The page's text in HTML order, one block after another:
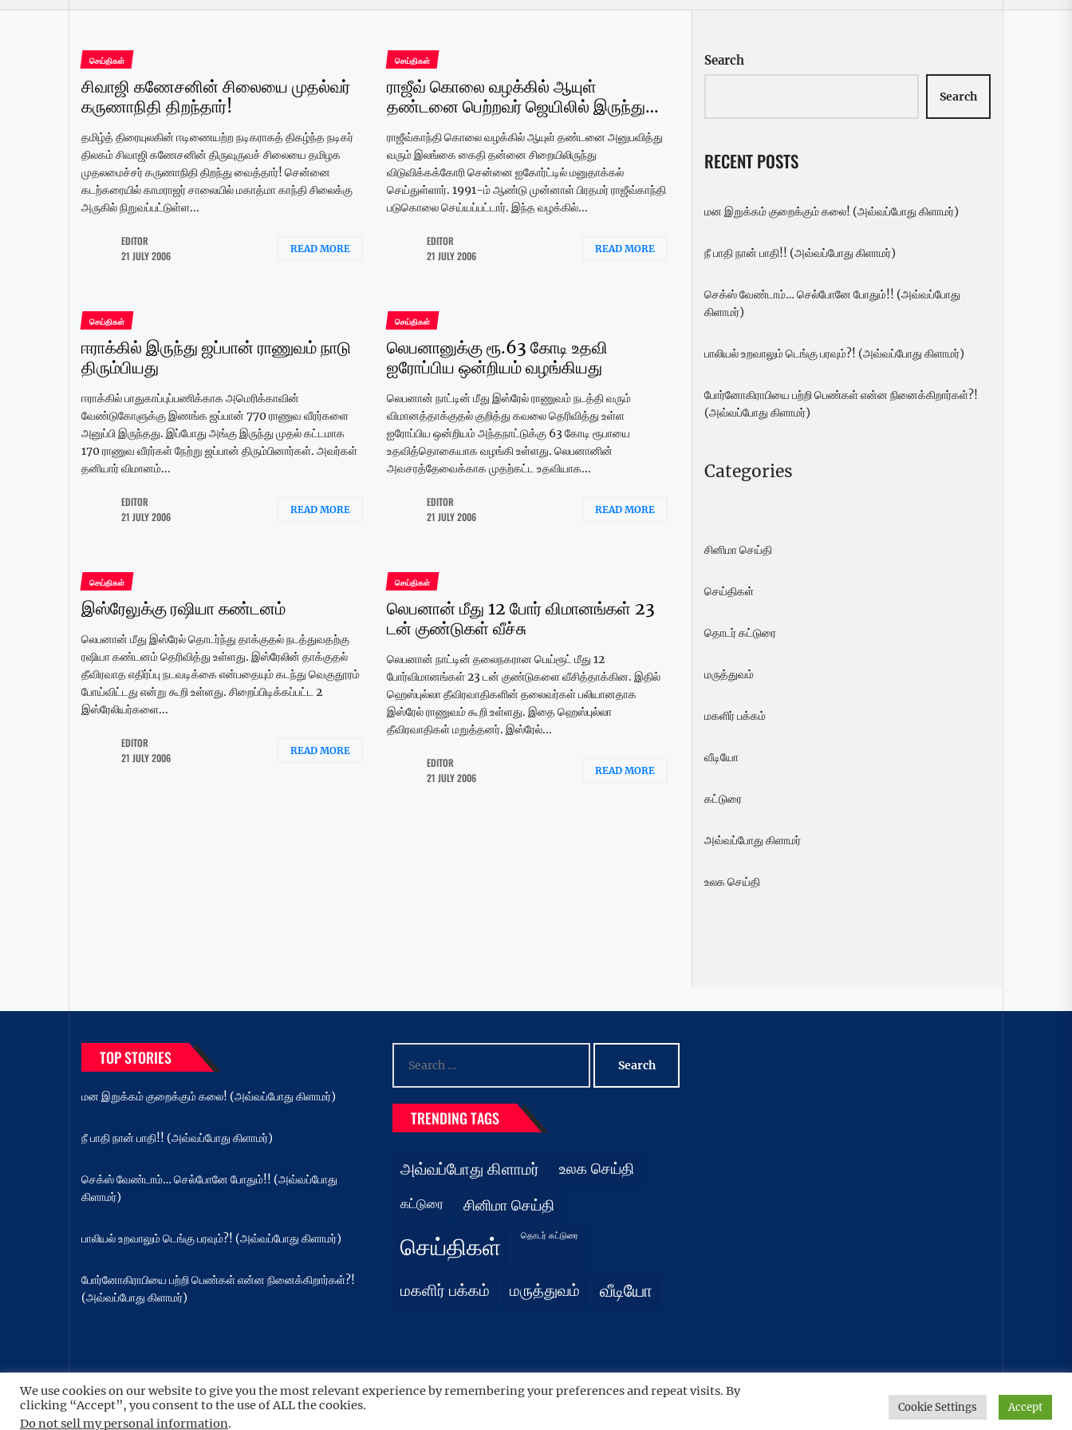
செய்திகள்
சிவாஜி கணேசனின் சிலையை முதல்வர்
கருணாநிதி திறந்தார்!
தமிழ்த் திரையுலகின் ஈடிணையற்ற நடிகராகத் திகழ்ந்த நடிகர்
திலகம் சிவாஜி கணேசனின் திருவுருவச் சிலையை தமிழக
முதலமைச்சர் கருணாநிதி திறந்து வைத்தார்! சென்னை
கடற்கரையில் காமராஜர் சாலையில் மகாத்மா காந்தி சிலைக்கு
அருகில் நிறுவப்பட்டுள்ள...
EDITOR
21 JULY 2006
READ MORE
செய்திகள்
ராஜீவ் கொலை வழக்கில் ஆயுள்
தண்டனை பெற்றவர் ஜெயிலில் இருந்து…
ராஜீவ்காந்தி கொலை வழக்கில் ஆயுள் தண்டனை அனுபவித்து
வரும் இலங்கை கைதி தன்னை சிறையிலிருந்து
விடுவிக்கக்கோரி சென்னை ஐகோர்ட்டில் மனுதாக்கல்
செய்துள்ளார். 1991-ம் ஆண்டு முன்னாள் பிரதமர் ராஜீவ்காந்தி
படுகொலை செய்யப்பட்டார். இந்த வழக்கில்...
EDITOR
21 JULY 2006
READ MORE
செய்திகள்
ஈராக்கில் இருந்து ஜப்பான் ராணுவம் நாடு
திரும்பியது
ஈராக்கில் பாதுகாப்புப்பணிக்காக அமெரிக்காவின்
வேண்டுகோளுக்கு இணங்க ஜப்பான் 770 ராணுவ வீரர்களை
அனுப்பி இருந்தது. இப்போது அங்கு இருந்து முதல் கட்டமாக
170 ராணுவ வீரர்கள் நேற்று ஜப்பான் திரும்பினார்கள். அவர்கள்
தனியார் விமானம்...
EDITOR
21 JULY 2006
READ MORE
செய்திகள்
லெபனானுக்கு ரூ.63 கோடி உதவி
ஐரோப்பிய ஒன்றியம் வழங்கியது
லெபனான் நாட்டின் மீது இஸ்ரேல் ராணுவம் நடத்தி வரும்
விமானத்தாக்குதல் குறித்து கவலை தெரிவித்து உள்ள
ஐரோப்பிய ஒன்றியம் அந்தநாட்டுக்கு 63 கோடி ரூபாயை
உதவித்தொகையாக வழங்கி உள்ளது. லெபனானின்
அவசரத்தேவைக்காக முதற்கட்ட உதவியாக...
EDITOR
21 JULY 2006
READ MORE
செய்திகள்
இஸ்ரேலுக்கு ரஷியா கண்டனம்
லெபனான் மீது இஸ்ரேல் தொடர்ந்து தாக்குதல் நடத்துவதற்கு
ரஷியா கண்டனம் தெரிவித்து உள்ளது. இஸ்ரேலின் தாக்குதல்
தீவிரவாத எதிர்ப்பு நடவடிக்கை என்பதையும் கடந்து வெகுதூரம்
போய்விட்டது என்று கூறி உள்ளது. சிறைப்பிடிக்கப்பட்ட 2
இஸ்ரேலியர்களை...
EDITOR
21 JULY 2006
READ MORE
செய்திகள்
லெபனான் மீது 12 போர் விமானங்கள் 23
டன் குண்டுகள் வீச்சு
லெபனான் நாட்டின் தலைநகரான பெய்ரூட் மீது 12
போர்விமானங்கள் 23 டன் குண்டுகளை வீசித்தாக்கின. இதில்
ஹெஸ்புல்லா தீவிரவாதிகளின் தலைவர்கள் பலியானதாக
இஸ்ரேல் ராணுவம் கூறி உள்ளது. இதை ஹெஸ்புல்லா
தீவிரவாதிகள் மறுத்தனர். இஸ்ரேல்...
EDITOR
21 JULY 2006
READ MORE
Search
Search
RECENT POSTS
மன இறுக்கம் குறைக்கும் கலை! (அவ்வப்போது கிளாமர்)
நீ பாதி நான் பாதி!! (அவ்வப்போது கிளாமர்)
செக்ஸ் வேண்டாம்… செல்போனே போதும்!! (அவ்வப்போது
கிளாமர்)
பாலியல் உறவாலும் டெங்கு பரவும்?! (அவ்வப்போது கிளாமர்)
போர்னோகிராபியை பற்றி பெண்கள் என்ன நினைக்கிறார்கள்?!
(அவ்வப்போது கிளாமர்)
Categories
சினிமா செய்தி
செய்திகள்
தொடர் கட்டுரை
மருத்துவம்
மகளிர் பக்கம்
வீடியோ
கட்டுரை
அவ்வப்போது கிளாமர்
உலக செய்தி
TOP STORIES
மன இறுக்கம் குறைக்கும் கலை! (அவ்வப்போது கிளாமர்)
நீ பாதி நான் பாதி!! (அவ்வப்போது கிளாமர்)
செக்ஸ் வேண்டாம்… செல்போனே போதும்!! (அவ்வப்போது
கிளாமர்)
பாலியல் உறவாலும் டெங்கு பரவும்?! (அவ்வப்போது கிளாமர்)
போர்னோகிராபியை பற்றி பெண்கள் என்ன நினைக்கிறார்கள்?!
(அவ்வப்போது கிளாமர்)
for:
TRENDING TAGS
அவ்வப்போது கிளாமர் உலக செய்தி
கட்டுரை சினிமா செய்தி
செய்திகள் தொடர் கட்டுரை
மகளிர் பக்கம் மருத்துவம் வீடியோ
Copyright © 2026நிதர்சனம்.All rights reserved.
Theme: BoundlessNews By
HomePrivacyAthirady
We use cookies on our website to give you the most relevant experience by remembering your preferences and repeat visits. By
clicking “Accept”, you consent to the use of ALL the cookies.
Do not sell my personal information.
Cookie Settings Accept